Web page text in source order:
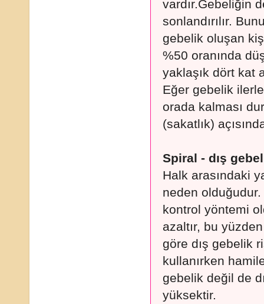
vardır.Gebeliğin
sonlandırılır.
gebelik oluşan
%50 oranında
yaklaşık dört kat
Eğer gebelik
orada kalması
(sakatlık)
Spiral - dış
Halk arasındaki
neden
kontrol yöntemi
azaltır, bu
göre dış gebelik
kullanırken
gebelik değil de
yüksektir.